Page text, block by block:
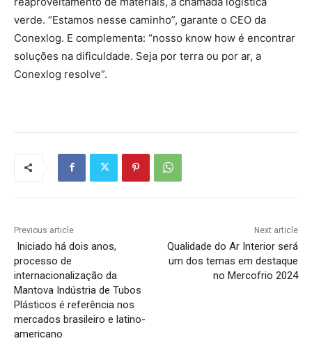
verde. “Estamos nesse caminho”, garante o CEO da
Conexlog. E complementa: “nosso know how é encontrar
soluções na dificuldade. Seja por terra ou por ar, a
Conexlog resolve”.
Previous article
Iniciado há dois anos,
processo de
internacionalização da
Mantova Indústria de Tubos
Plásticos é referência nos
mercados brasileiro e latino-
americano
Next article
Qualidade do Ar Interior será
um dos temas em destaque
no Mercofrio 2024